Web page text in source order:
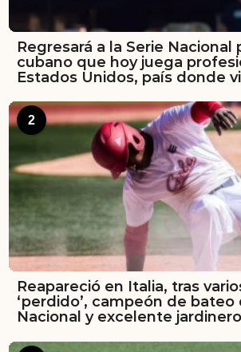
Regresará a la Serie Nacional
cubano que hoy juega
Estados Unidos, país donde
2
Reapareció en Italia, tras
‘perdido’, campeón de bateo
Nacional y excelente jardinero